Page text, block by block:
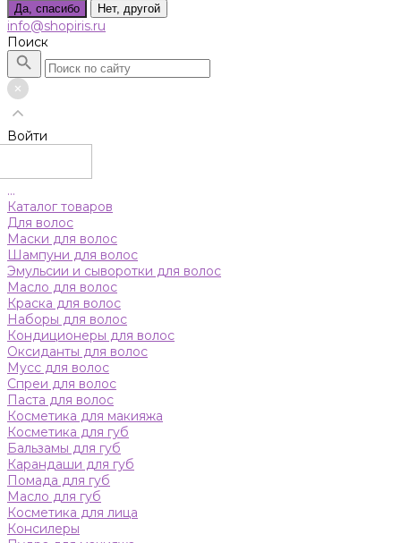
Да, спасибо Нет, другой
info@shopiris.ru
Поиск
Войти
...
Каталог товаров
Для волос
Маски для волос
Шампуни для волос
Эмульсии и сыворотки для волос
Масло для волос
Краска для волос
Наборы для волос
Кондиционеры для волос
Оксиданты для волос
Мусс для волос
Спреи для волос
Паста для волос
Косметика для макияжа
Косметика для губ
Бальзамы для губ
Карандаши для губ
Помада для губ
Масло для губ
Косметика для лица
Консилеры